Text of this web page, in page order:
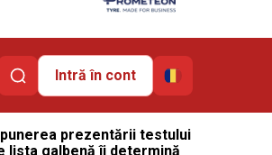
Intră în cont
prezentării testului
lista galbenă îi determină